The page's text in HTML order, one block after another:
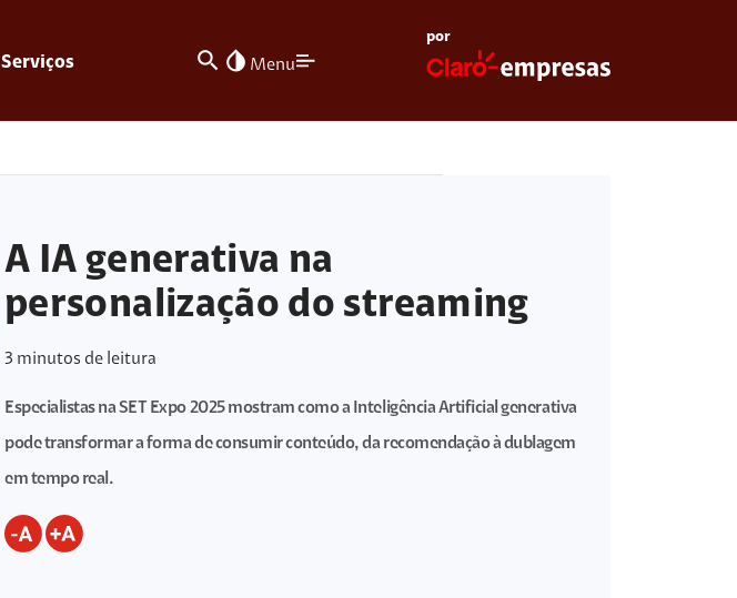
Serviços search invert_colors Menu
por
A IA generativa na
personalização do streaming
3 minutos de leitura
Especialistas na SET Expo 2025 mostram como a Inteligência Artificial generativa
pode transformar a forma de consumir conteúdo, da recomendação à dublagem
em tempo real.